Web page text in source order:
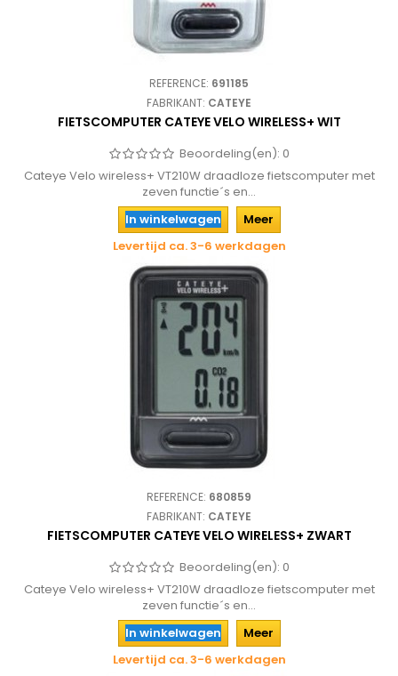
REFERENCE: 691185
FABRIKANT: CATEYE
FIETSCOMPUTER CATEYE VELO WIRELESS+ WIT
Beoordeling(en): 0
Cateye Velo wireless+ VT210W draadloze fietscomputer met
zeven functie´s en...
In winkelwagen
Meer
Levertijd ca. 3-6 werkdagen
REFERENCE: 680859
FABRIKANT: CATEYE
FIETSCOMPUTER CATEYE VELO WIRELESS+ ZWART
Beoordeling(en): 0
Cateye Velo wireless+ VT210W draadloze fietscomputer met
zeven functie´s en...
In winkelwagen
Meer
Levertijd ca. 3-6 werkdagen